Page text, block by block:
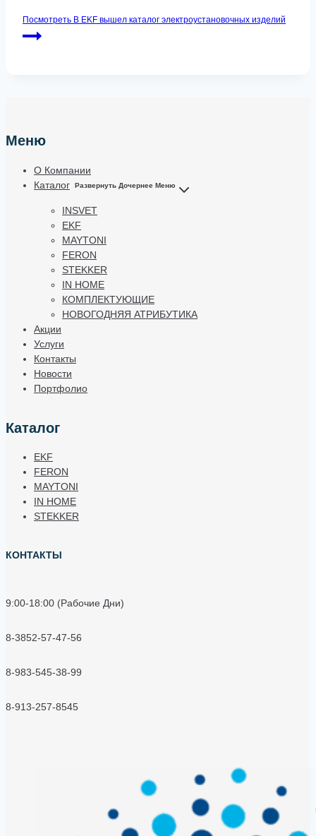
Посмотреть В EKF вышел каталог электроустановочных изделий
Меню
О Компании
Каталог
Развернуть Дочернее Меню
INSVET
EKF
MAYTONI
FERON
STEKKER
IN HOME
КОМПЛЕКТУЮЩИЕ
НОВОГОДНЯЯ АТРИБУТИКА
Акции
Услуги
Контакты
Новости
Портфолио
Каталог
EKF
FERON
MAYTONI
IN HOME
STEKKER
КОНТАКТЫ
9:00-18:00 (Рабочие Дни)
8-3852-57-47-56
8-983-545-38-99
8-913-257-8545